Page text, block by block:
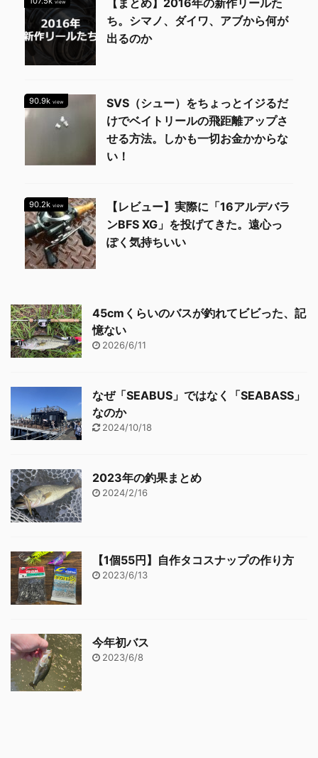
view
【まとめ】2016年の新作リールた
ち。シマノ、ダイワ、アブから何が
出るのか
90.9k view
SVS（シュー）をちょっとイジるだ
けでベイトリールの飛距離アップさ
せる方法。しかも一切お金かからな
い！
90.2k view
【レビュー】実際に「16アルデバラ
ンBFS XG」を投げてきた。遠心っ
ぽく気持ちいい
45cmくらいのバスが釣れてビビった、記
憶ない
2026/6/11
なぜ「SEABUS」ではなく「SEABASS」
なのか
2024/10/18
2023年の釣果まとめ
2024/2/16
【1個55円】自作タコスナップの作り方
2023/6/13
今年初バス
2023/6/8